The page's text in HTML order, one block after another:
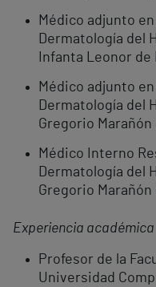
Médico adjunto
Dermatología del
Infanta Leonor de
Médico adjunto
Dermatología del
Gregorio
Médico Interno
Dermatología del
Gregorio
Experiencia académica
Profesor de la
Universidad